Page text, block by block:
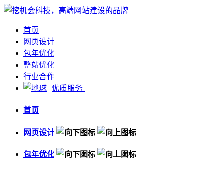
首页
网页设计
包年优化
整站优化
行业合作
优质服务
首页
网页设计
包年优化